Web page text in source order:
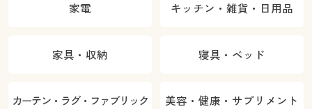
家電 キッチン・雑貨・日用品
家具・収納 寝具・ベッド
カーテン・ラグ・ファブリック 美容・健康・サプリメント